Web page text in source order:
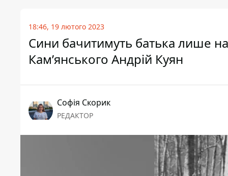
18:46, 19 лютого 2023
Сини бачитимуть батька лише
Кам’янського Андрій Куян
Софія Скорик
РЕДАКТОР